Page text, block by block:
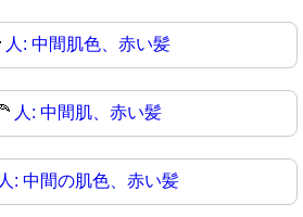
人: 中間肌色、赤い髪
人: 中間肌、赤い髪
人: 中間の肌色、赤い髪